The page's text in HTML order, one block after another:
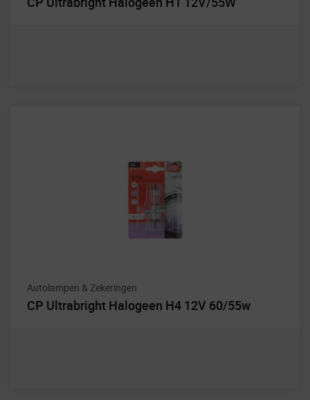
Autolampen & Zekeringen
CP Ultrabright Halogeen H4 12V 60/55w